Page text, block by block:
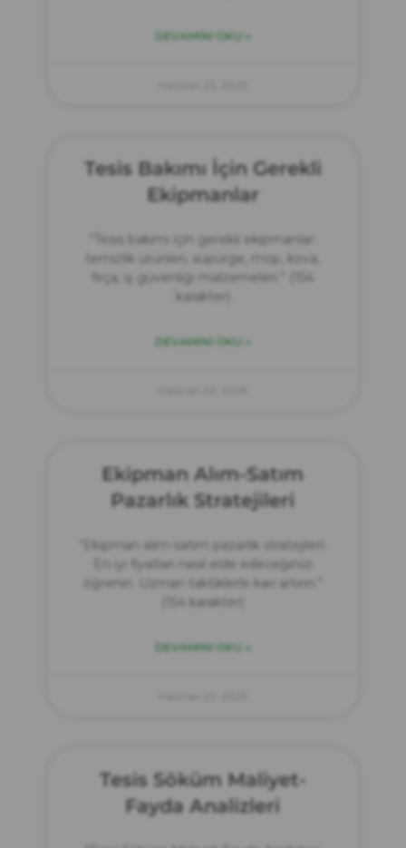
DEVAMINI OKU »
Tesis Bakımı İçin Gerekli
Ekipmanlar
“Tesis bakımı için gerekli ekipmanlar:
temizlik ürünleri, süpürge, mop, kova,
fırça, iş güvenliği malzemeleri.” (154
karakter)
DEVAMINI OKU »
Ekipman Alım-Satım
Pazarlık Stratejileri
“Ekipman alım-satım pazarlık stratejileri:
En iyi fiyatları nasıl elde edeceğinizi
öğrenin. Uzman taktiklerle karı artırın.”
(154 karakter)
DEVAMINI OKU »
Tesis Söküm Maliyet-
Fayda Analizleri